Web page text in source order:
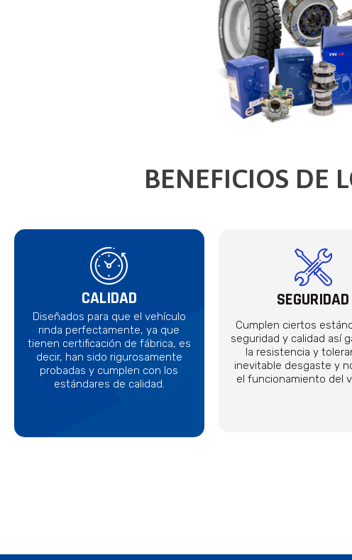
BENEFICIOS DE
CALIDAD
Diseñados para que el vehículo
rinda perfectamente, ya que
tienen certificación de fábrica, es
decir, han sido rigurosamente
probadas y cumplen con los
estándares de calidad.
SEGURIDAD
Cumplen ciertos
seguridad y calidad así
la resistencia y
inevitable desgaste y
el funcionamiento del